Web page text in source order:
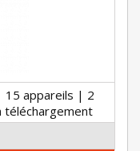
15 appareils | 2
téléchargement